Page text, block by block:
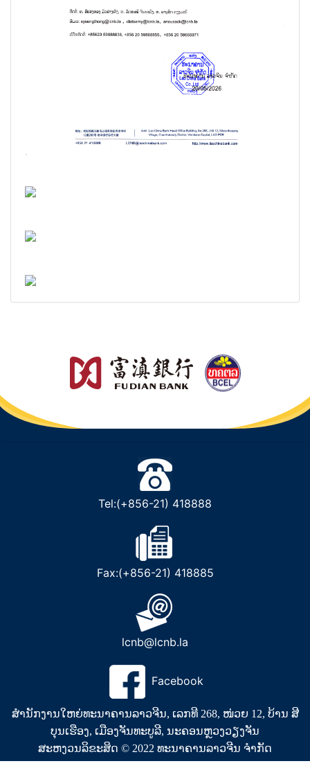
Tel:(+856-21) 418888
Fax:(+856-21) 418885
lcnb@lcnb.la
Facebook
ສຳນັກງານໃຫຍ່ທະນາຄານລາວຈີນ, ເລກທີ 268, ໜ່ວຍ 12, ບ້ານ ສີ
ບຸນເຮືອງ, ເມືອງຈັນທະບູລີ, ນະຄອນຫຼວງວຽງຈັນ
ສະຫງວນລິຂະສິດ © 2022 ທະນາຄານລາວຈີນ ຈໍາກັດ